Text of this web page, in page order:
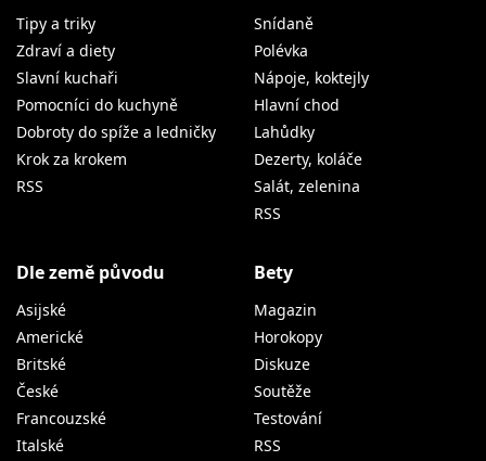
Tipy a triky
Zdraví a diety
Slavní kuchaři
Pomocníci do kuchyně
Dobroty do spíže a ledničky
Krok za krokem
RSS
Snídaně
Polévka
Nápoje, koktejly
Hlavní chod
Lahůdky
Dezerty, koláče
Salát, zelenina
RSS
Dle země původu
Asijské
Americké
Britské
České
Francouzské
Italské
Bety
Magazin
Horokopy
Diskuze
Soutěže
Testování
RSS